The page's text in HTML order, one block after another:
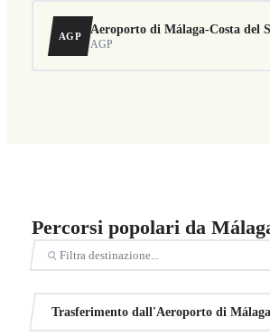
AGP Aeroporto di Málaga-Costa del
AGP
Percorsi popolari da
Trasferimento dall'Aeroporto di